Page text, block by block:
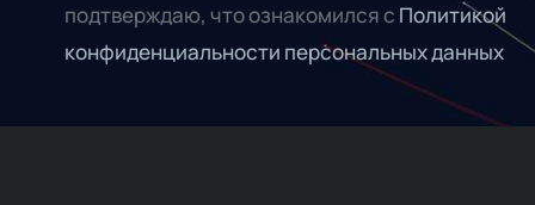
подтверждаю, что ознакомился с Политикой
конфиденциальности персональных данных